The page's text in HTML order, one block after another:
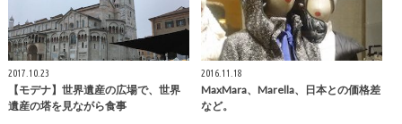
2017.10.23
【モデナ】世界遺産の広場で、世界
遺産の塔を見ながら食事
2016.11.18
MaxMara、Marella、日本との価格差
など。